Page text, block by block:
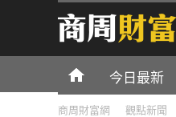
今日最新
商周財富網 觀點新聞